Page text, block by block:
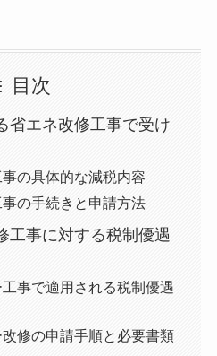
目次
省エネ改修工事で受け
の具体的な減税内容
の手続きと申請方法
工事に対する税制優遇
事で適用される税制優遇
修の申請手順と必要書類